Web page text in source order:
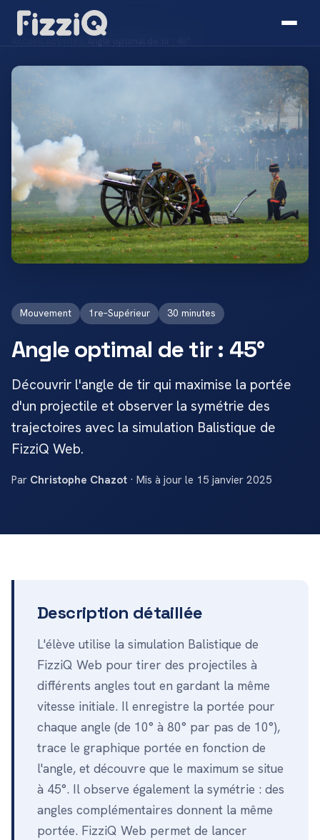
Mouvement 1re–Supérieur 30 minutes
Angle optimal de tir : 45°
Découvrir l'angle de tir qui maximise la portée
d'un projectile et observer la symétrie des
trajectoires avec la simulation Balistique de
FizziQ Web.
Par Christophe Chazot · Mis à jour le 15 janvier 2025
Description détaillée
L'élève utilise la simulation Balistique de
FizziQ Web pour tirer des projectiles à
différents angles tout en gardant la même
vitesse initiale. Il enregistre la portée pour
chaque angle (de 10° à 80° par pas de 10°),
trace le graphique portée en fonction de
l'angle, et découvre que le maximum se situe
à 45°. Il observe également la symétrie : des
angles complémentaires donnent la même
portée. FizziQ Web permet de lancer